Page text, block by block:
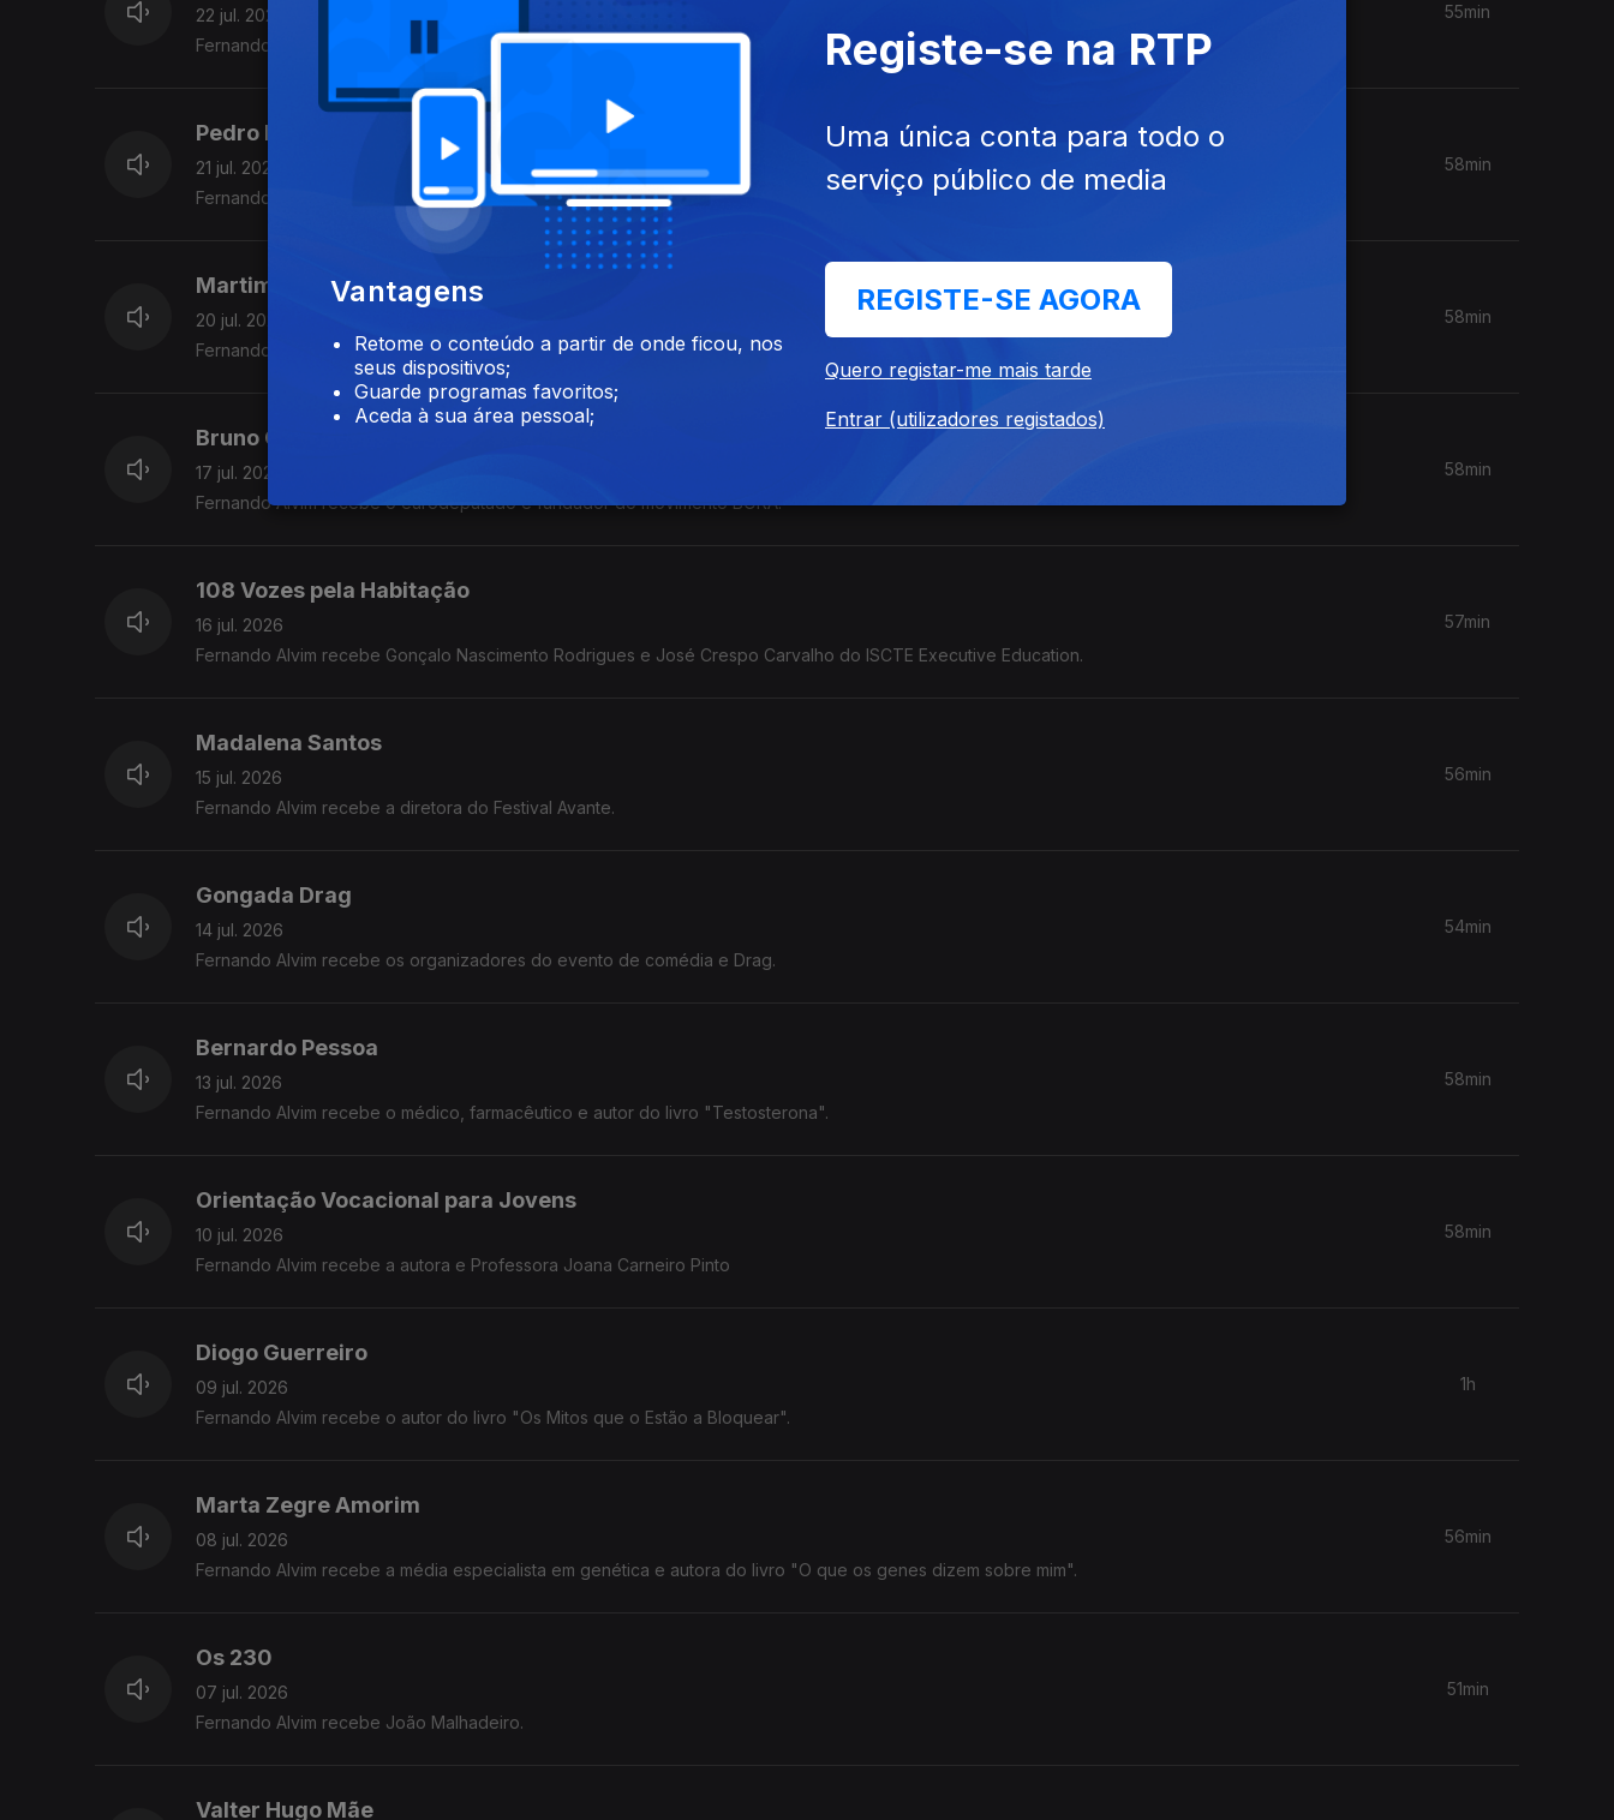
22 jul. 2026
Fernando Alvim conversa com Paula Cristina Cunha, Legendary Tigerman, Tozé Brito e Sam The Kid.
55min
Pedro Pires
21 jul. 2026
Fernando Alvim recebe o criativo.
58min
Martim Sousa Tavares
20 jul. 2026
Fernando Alvim recebe o maestro e autor.
58min
Bruno Gonçalves
17 jul. 2026
Fernando Alvim recebe o eurodeputado e fundador do movimento BORA.
58min
108 Vozes pela Habitação
16 jul. 2026
Fernando Alvim recebe Gonçalo Nascimento Rodrigues e José Crespo Carvalho do ISCTE Executive Education.
57min
Madalena Santos
15 jul. 2026
Fernando Alvim recebe a diretora do Festival Avante.
56min
Gongada Drag
14 jul. 2026
Fernando Alvim recebe os organizadores do evento de comédia e Drag.
54min
Bernardo Pessoa
13 jul. 2026
Fernando Alvim recebe o médico, farmacêutico e autor do livro "Testosterona".
58min
Orientação Vocacional para Jovens
10 jul. 2026
Fernando Alvim recebe a autora e Professora Joana Carneiro Pinto
58min
Diogo Guerreiro
09 jul. 2026
Fernando Alvim recebe o autor do livro "Os Mitos que o Estão a Bloquear".
1h
Marta Zegre Amorim
08 jul. 2026
Fernando Alvim recebe a média especialista em genética e autora do livro "O que os genes dizem sobre mim".
56min
Os 230
07 jul. 2026
Fernando Alvim recebe João Malhadeiro.
51min
Valter Hugo Mãe
Vantagens
Retome o conteúdo a partir de onde ficou, nos
seus dispositivos;
Guarde programas favoritos;
Aceda à sua área pessoal;
Registe-se na RTP
Uma única conta para todo o
serviço público de media
REGISTE-SE AGORA
Quero registar-me mais tarde
Entrar (utilizadores registados)